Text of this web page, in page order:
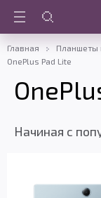
Главная Планшеты
OnePlus Pad Lite
Начиная c